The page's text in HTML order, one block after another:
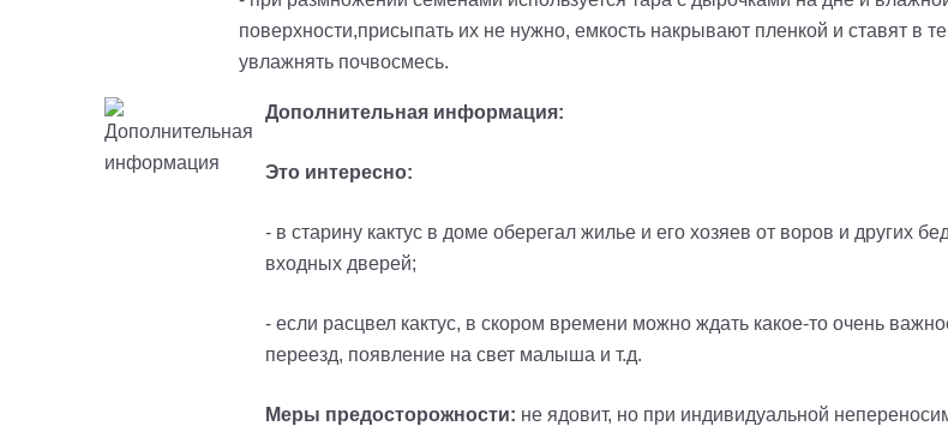
поверхности,присыпать их не нужно, емкость накрывают пленкой и ставят в
увлажнять почвосмесь.
Дополнительная информация:
Это интересно:
- в старину кактус в доме оберегал жилье и его хозяев от воров и других бед
входных дверей;
- если расцвел кактус, в скором времени можно ждать какое-то очень
переезд, появление на свет малыша и т.д.
Меры предосторожности: не ядовит, но при индивидуальной